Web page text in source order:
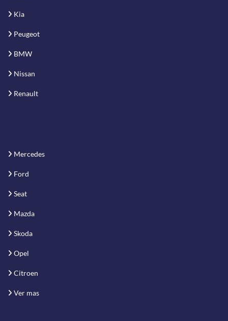
Kia
Peugeot
BMW
Nissan
Renault
Mercedes
Ford
Seat
Mazda
Skoda
Opel
Citroen
Ver mas